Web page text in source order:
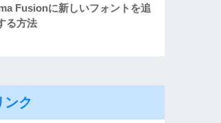
Fusionに新しいフォントを追
る方法
ンク